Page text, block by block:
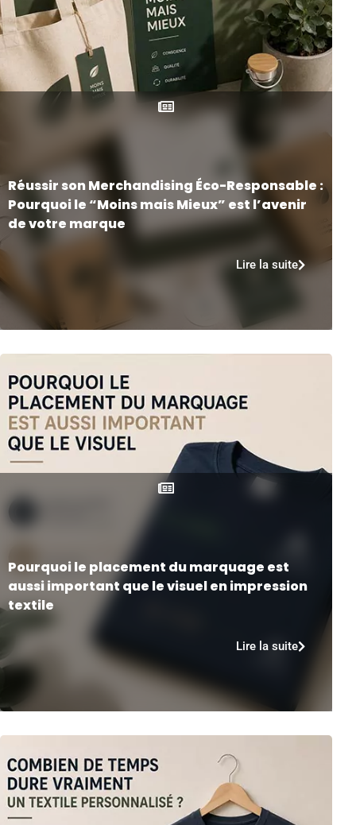
Réussir son Merchandising Éco-Responsable :
Pourquoi le “Moins mais Mieux” est l’avenir
de votre marque
Lire la suite
Pourquoi le placement du marquage est
aussi important que le visuel en impression
textile
Lire la suite